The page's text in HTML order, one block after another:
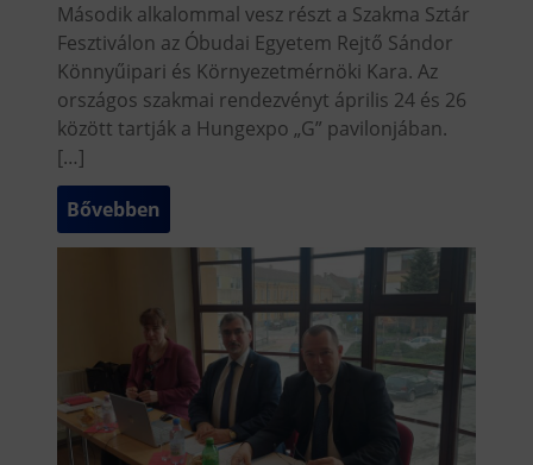
Második alkalommal vesz részt a Szakma Sztár
Fesztiválon az Óbudai Egyetem Rejtő Sándor
Könnyűipari és Környezetmérnöki Kara. Az
országos szakmai rendezvényt április 24 és 26
között tartják a Hungexpo „G” pavilonjában.
[…]
Bővebben